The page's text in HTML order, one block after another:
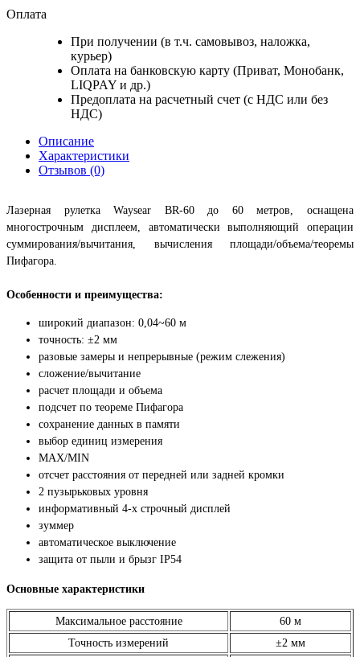
Оплата
При получении (в т.ч. самовывоз, наложка,
курьер)
Оплата на банковскую карту (Приват, Монобанк,
LIQPAY и др.)
Предоплата на расчетный счет (с НДС или без
НДС)
Описание
Характеристики
Отзывов (0)
Лазерная рулетка Waysear BR-60 до 60 метров, оснащена
многострочным дисплеем, автоматически выполняющий операции
суммирования/вычитания, вычисления площади/объема/теоремы
Пифагора.
Особенности и преимущества:
широкий диапазон: 0,04~60 м
точность: ±2 мм
разовые замеры и непрерывные (режим слежения)
сложение/вычитание
расчет площади и объема
подсчет по теореме Пифагора
сохранение данных в памяти
выбор единиц измерения
MAX/MIN
отсчет расстояния от передней или задней кромки
2 пузырьковых уровня
информативный 4-х строчный дисплей
зуммер
автоматическое выключение
защита от пыли и брызг IP54
Основные характеристики
Максимальное расстояние
60 м
Точность измерений
±2 мм